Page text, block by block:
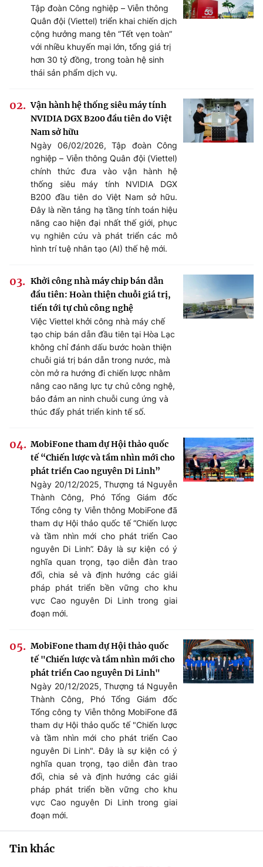
Tập đoàn Công nghiệp – Viễn thông
Quân đội (Viettel) triển khai chiến dịch
cộng hưởng mang tên “Tết vẹn toàn”
với nhiều khuyến mại lớn, tổng giá trị
hơn 30 tỷ đồng, trong toàn hệ sinh
thái sản phẩm dịch vụ.
Vận hành hệ thống siêu máy tính
NVIDIA DGX B200 đầu tiên do Việt
Nam sở hữu
Ngày 06/02/2026, Tập đoàn Công
nghiệp – Viễn thông Quân đội (Viettel)
chính thức đưa vào vận hành hệ
thống siêu máy tính NVIDIA DGX
B200 đầu tiên do Việt Nam sở hữu.
Đây là nền tảng hạ tầng tính toán hiệu
năng cao hiện đại nhất thế giới, phục
vụ nghiên cứu và phát triển các mô
hình trí tuệ nhân tạo (AI) thế hệ mới.
Khởi công nhà máy chip bán dẫn
đầu tiên: Hoàn thiện chuỗi giá trị,
tiến tới tự chủ công nghệ
Việc Viettel khởi công nhà máy chế
tạo chip bán dẫn đầu tiên tại Hòa Lạc
không chỉ đánh dấu bước hoàn thiện
chuỗi giá trị bán dẫn trong nước, mà
còn mở ra hướng đi chiến lược nhằm
nâng cao năng lực tự chủ công nghệ,
bảo đảm an ninh chuỗi cung ứng và
thúc đẩy phát triển kinh tế số.
MobiFone tham dự Hội thảo quốc
tế “Chiến lược và tầm nhìn mới cho
phát triển Cao nguyên Di Linh”
Ngày 20/12/2025, Thượng tá Nguyễn
Thành Công, Phó Tổng Giám đốc
Tổng công ty Viễn thông MobiFone đã
tham dự Hội thảo quốc tế “Chiến lược
và tầm nhìn mới cho phát triển Cao
nguyên Di Linh”. Đây là sự kiện có ý
nghĩa quan trọng, tạo diễn đàn trao
đổi, chia sẻ và định hướng các giải
pháp phát triển bền vững cho khu
vực Cao nguyên Di Linh trong giai
đoạn mới.
MobiFone tham dự Hội thảo quốc
tế "Chiến lược và tầm nhìn mới cho
phát triển Cao nguyên Di Linh"
Ngày 20/12/2025, Thượng tá Nguyễn
Thành Công, Phó Tổng Giám đốc
Tổng công ty Viễn thông MobiFone đã
tham dự Hội thảo quốc tế "Chiến lược
và tầm nhìn mới cho phát triển Cao
nguyên Di Linh". Đây là sự kiện có ý
nghĩa quan trọng, tạo diễn đàn trao
đổi, chia sẻ và định hướng các giải
pháp phát triển bền vững cho khu
vực Cao nguyên Di Linh trong giai
đoạn mới.
Tin khác